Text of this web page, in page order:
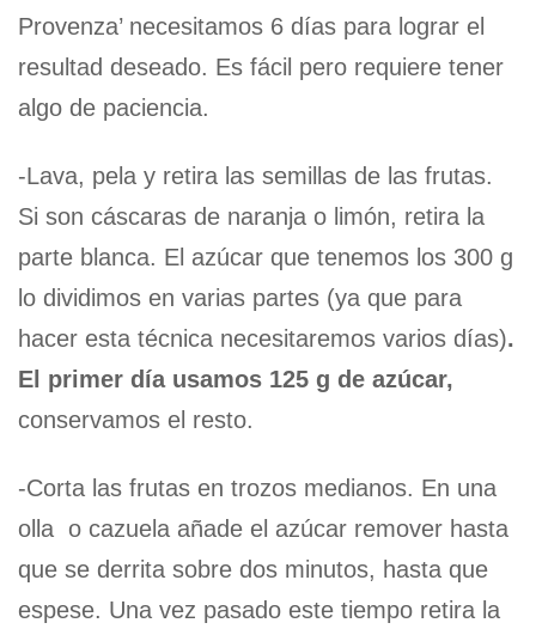
Provenza’ necesitamos 6 días para lograr el
resultad deseado. Es fácil pero requiere tener
algo de paciencia.
-Lava, pela y retira las semillas de las frutas.
Si son cáscaras de naranja o limón, retira la
parte blanca. El azúcar que tenemos los 300 g
lo dividimos en varias partes (ya que para
hacer esta técnica necesitaremos varios días).
El primer día usamos 125 g de azúcar,
conservamos el resto.
-Corta las frutas en trozos medianos. En una
olla o cazuela añade el azúcar remover hasta
que se derrita sobre dos minutos, hasta que
espese. Una vez pasado este tiempo retira la